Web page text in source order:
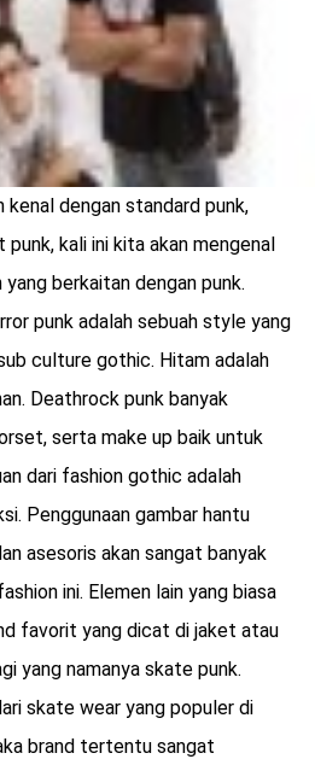
kenal dengan standard punk,
kali ini kita akan mengenal
berkaitan dengan punk.
punk adalah sebuah style yang
culture gothic. Hitam adalah
Deathrock punk banyak
serta make up baik untuk
dari fashion gothic adalah
Penggunaan gambar hantu
asesoris akan sangat banyak
ini. Elemen lain yang biasa
favorit yang dicat di jaket atau
yang namanya skate punk.
skate wear yang populer di
brand tertentu sangat